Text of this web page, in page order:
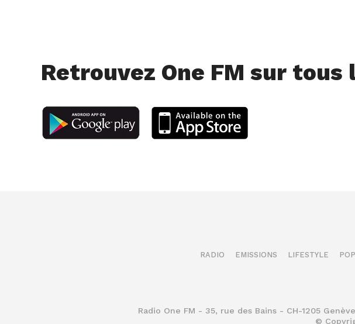
Retrouvez One FM sur
RADIO EMISSIONS LIFESTYLE
Radio One FM - 35, rue des Bains - CH-1205
©